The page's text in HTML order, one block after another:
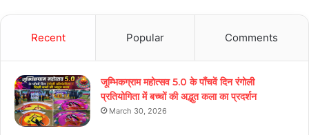
Recent Popular Comments
जूम्भिकग्राम महोत्सव 5.0 के पाँचवें दिन रंगोली
प्रतियोगिता में बच्चों की अद्भुत कला का प्रदर्शन
March 30, 2026